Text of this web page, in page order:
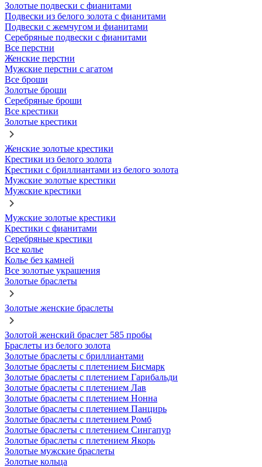
Золотые подвески с фианитами
Подвески из белого золота с фианитами
Подвески с жемчугом и фианитами
Серебряные подвески с фианитами
Все перстни
Женские перстни
Мужские перстни с агатом
Все броши
Золотые броши
Серебряные броши
Все крестики
Золотые крестики
Женские золотые крестики
Крестики из белого золота
Крестики с бриллиантами из белого золота
Мужские золотые крестики
Мужские крестики
Мужские золотые крестики
Крестики с фианитами
Серебряные крестики
Все колье
Колье без камней
Все золотые украшения
Золотые браслеты
Золотые женские браслеты
Золотой женский браслет 585 пробы
Браслеты из белого золота
Золотые браслеты с бриллиантами
Золотые браслеты с плетением Бисмарк
Золотые браслеты с плетением Гарибальди
Золотые браслеты с плетением Лав
Золотые браслеты с плетением Нонна
Золотые браслеты с плетением Панцирь
Золотые браслеты с плетением Ромб
Золотые браслеты с плетением Сингапур
Золотые браслеты с плетением Якорь
Золотые мужские браслеты
Золотые кольца